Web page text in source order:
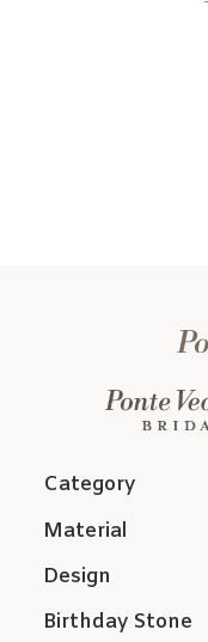
Category
Material
Design
Birthday Stone